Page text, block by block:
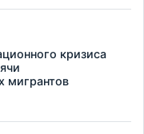
кризиса
мигрантов